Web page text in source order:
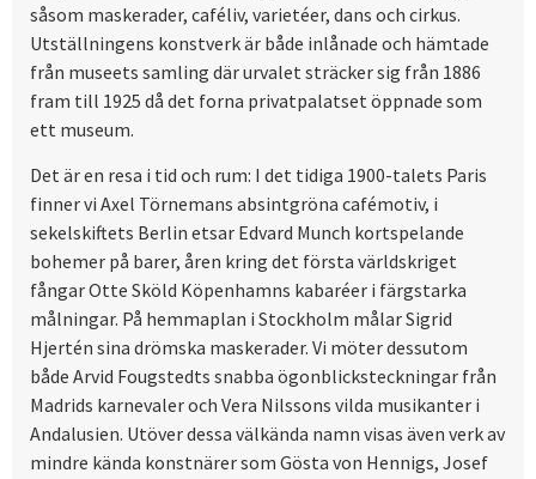
såsom maskerader, caféliv, varietéer, dans och cirkus.
Utställningens konstverk är både inlånade och hämtade
från museets samling där urvalet sträcker sig från 1886
fram till 1925 då det forna privatpalatset öppnade som
ett museum.
Det är en resa i tid och rum: I det tidiga 1900-talets Paris
finner vi Axel Törnemans absintgröna cafémotiv, i
sekelskiftets Berlin etsar Edvard Munch kortspelande
bohemer på barer, åren kring det första världskriget
fångar Otte Sköld Köpenhamns kabaréer i färgstarka
målningar. På hemmaplan i Stockholm målar Sigrid
Hjertén sina drömska maskerader. Vi möter dessutom
både Arvid Fougstedts snabba ögonblicksteckningar från
Madrids karnevaler och Vera Nilssons vilda musikanter i
Andalusien. Utöver dessa välkända namn visas även verk av
mindre kända konstnärer som Gösta von Hennigs, Josef